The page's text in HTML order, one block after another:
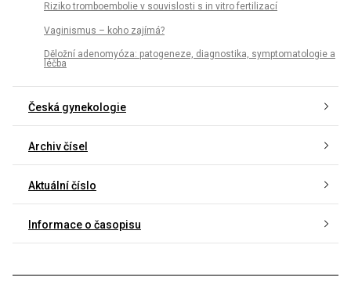
Riziko tromboembolie v souvislosti s in vitro fertilizací
Vaginismus – koho zajímá?
Děložní adenomyóza: patogeneze, diagnostika, symptomatologie a
léčba
Česká gynekologie
Archiv čísel
Aktuální číslo
Informace o časopisu